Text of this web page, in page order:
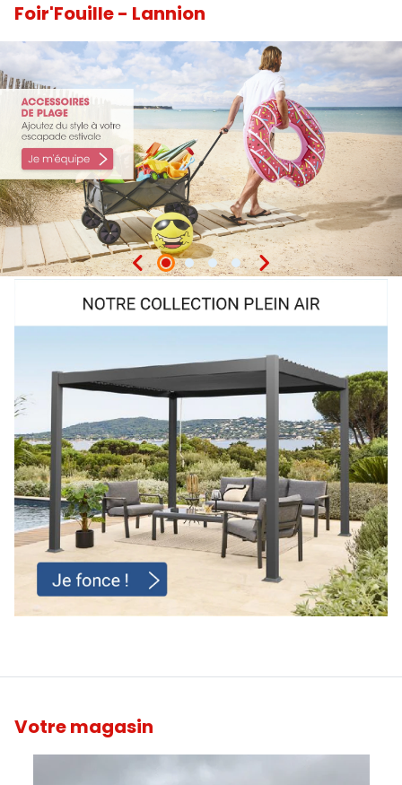
Foir'Fouille - Lannion
Votre magasin